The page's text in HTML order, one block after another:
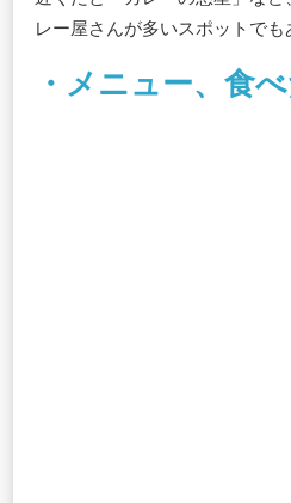
レー屋さんが多いスポットでも
・メニュー、食